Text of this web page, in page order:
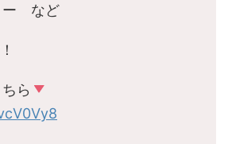
ー など
ら